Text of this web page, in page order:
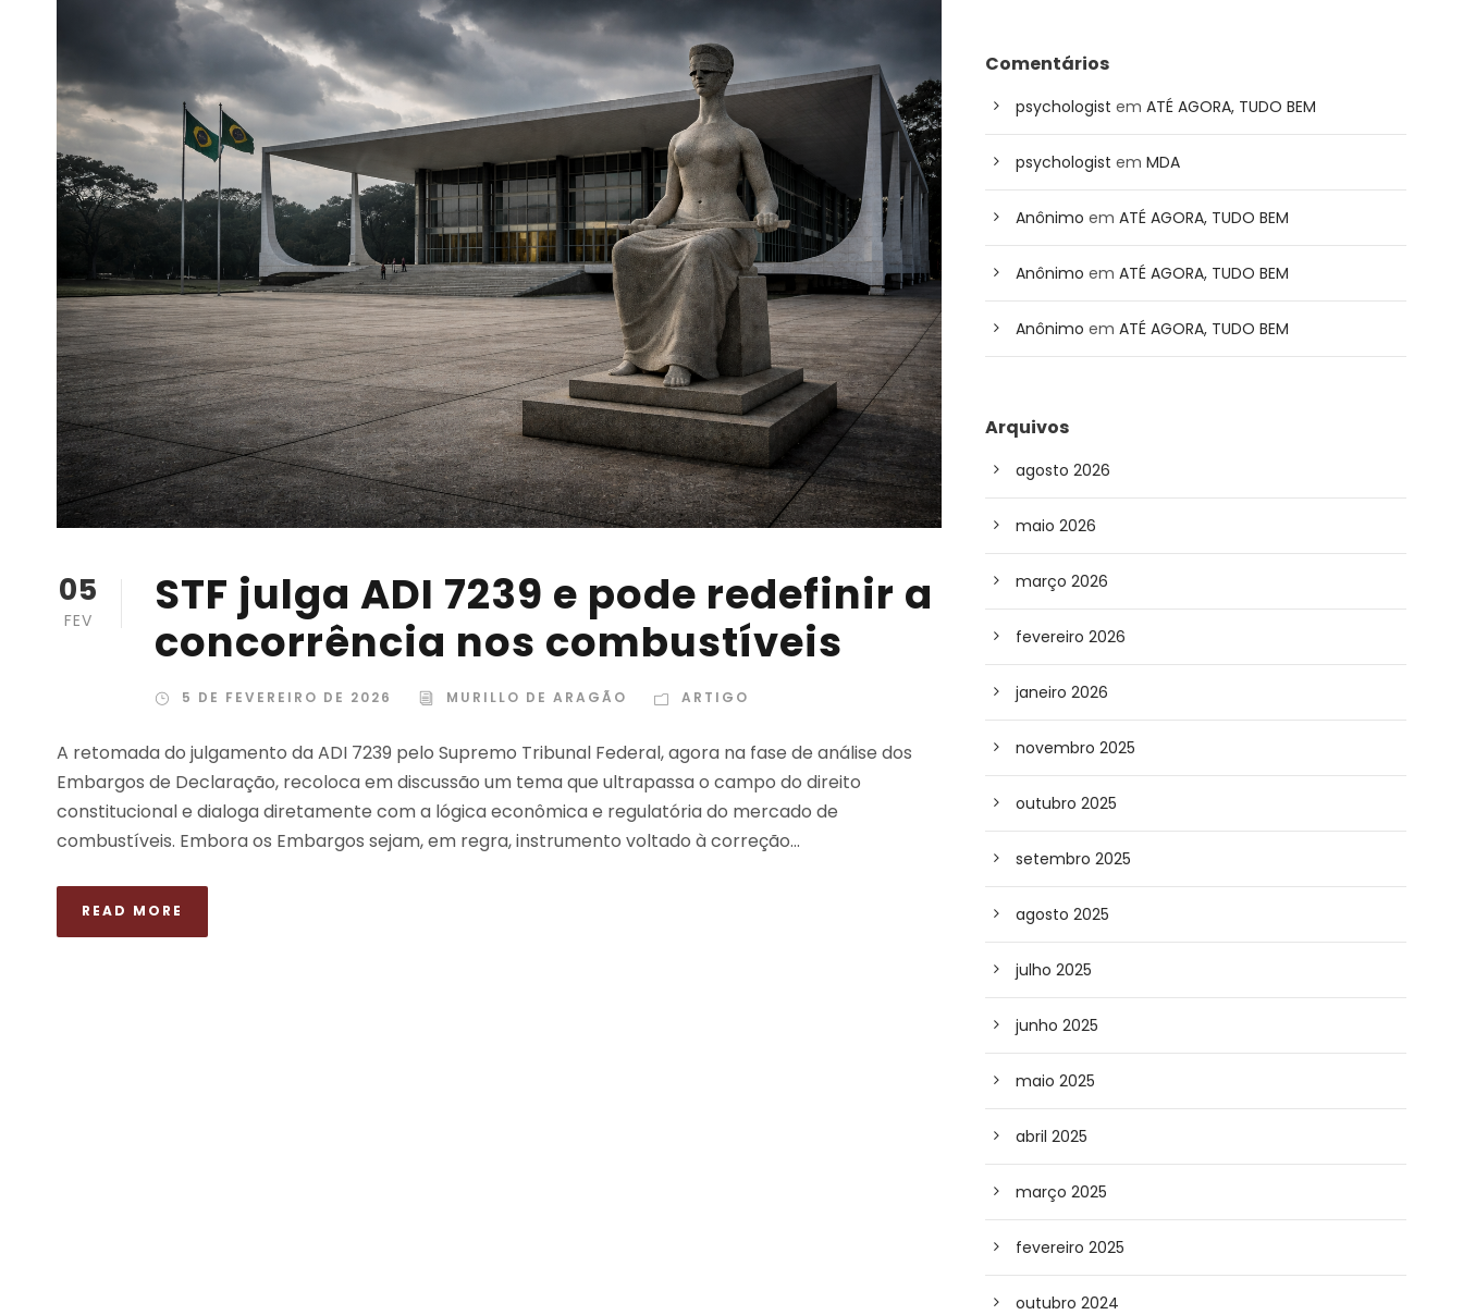
05
FEV
STF julga ADI 7239 e pode redefinir a
concorrência nos combustíveis
5 DE FEVEREIRO DE 2026 MURILLO DE ARAGÃO ARTIGO
A retomada do julgamento da ADI 7239 pelo Supremo Tribunal Federal, agora na fase de análise dos
Embargos de Declaração, recoloca em discussão um tema que ultrapassa o campo do direito
constitucional e dialoga diretamente com a lógica econômica e regulatória do mercado de
combustíveis. Embora os Embargos sejam, em regra, instrumento voltado à correção...
READ MORE
Comentários
psychologist emATÉ AGORA, TUDO BEM
psychologist emMDA
Anônimo emATÉ AGORA, TUDO BEM
Anônimo emATÉ AGORA, TUDO BEM
Anônimo emATÉ AGORA, TUDO BEM
Arquivos
agosto 2026
maio 2026
março 2026
fevereiro 2026
janeiro 2026
novembro 2025
outubro 2025
setembro 2025
agosto 2025
julho 2025
junho 2025
maio 2025
abril 2025
março 2025
fevereiro 2025
outubro 2024